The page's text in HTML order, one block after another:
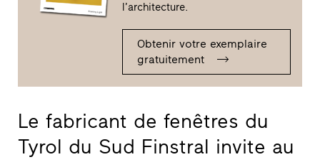
l’architecture.
Obtenir votre exemplaire
gratuitement
Le fabricant de fenêtres du
Tyrol du Sud Finstral invite au